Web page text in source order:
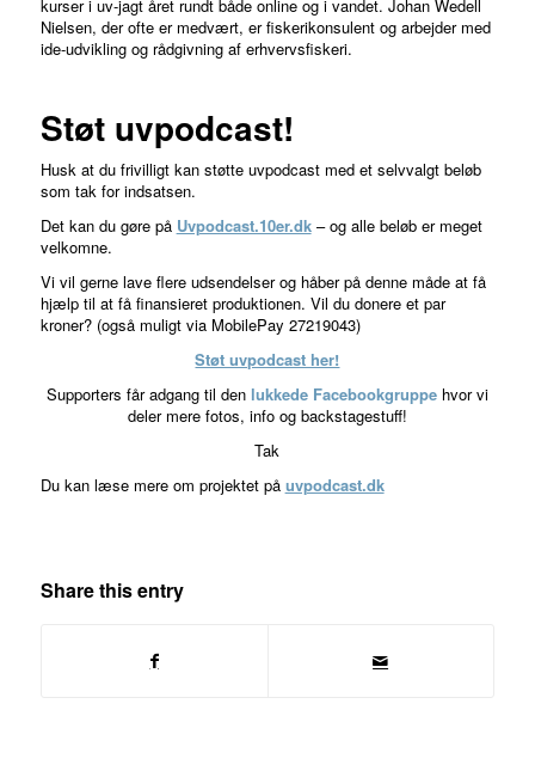
kurser i uv-jagt året rundt både online og i vandet. Johan Wedell
Nielsen, der ofte er medvært, er fiskerikonsulent og arbejder med
ide-udvikling og rådgivning af erhvervsfiskeri.
Støt uvpodcast!
Husk at du frivilligt kan støtte uvpodcast med et selvvalgt beløb
som tak for indsatsen.
Det kan du gøre på Uvpodcast.10er.dk– og alle beløb er meget
velkomne.
Vi vil gerne lave flere udsendelser og håber på denne måde at få
hjælp til at få finansieret produktionen. Vil du donere et par
kroner? (også muligt via MobilePay 27219043)
Støt uvpodcast her!
Supporters får adgang til den lukkede Facebookgruppehvor vi
deler mere fotos, info og backstagestuff!
Tak
Du kan læse mere om projektet på uvpodcast.dk
Share this entry